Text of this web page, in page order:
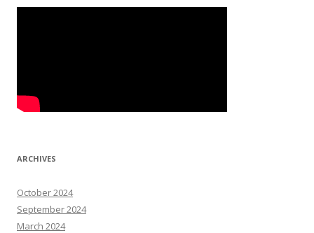
ARCHIVES
October 2024
September 2024
March 2024